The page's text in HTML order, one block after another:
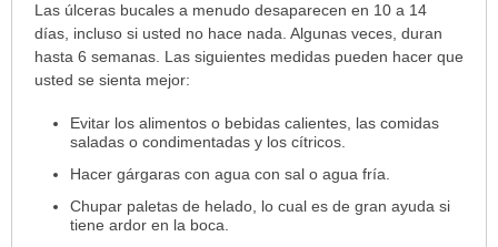
Cuidados
hogar
extendido.
Las úlceras bucales a menudo desaparecen en 10 a 14
días, incluso si usted no hace nada. Algunas veces, duran
hasta 6 semanas. Las siguientes medidas pueden hacer que
usted se sienta mejor:
Evitar los alimentos o bebidas calientes, las comidas
saladas o condimentadas y los cítricos.
Hacer gárgaras con agua con sal o agua fría.
Chupar paletas de helado, lo cual es de gran ayuda si
tiene ardor en la boca.